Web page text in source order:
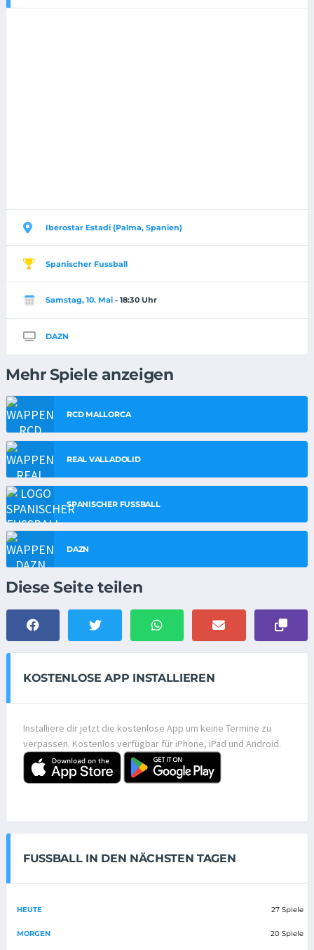
Iberostar Estadi (Palma, Spanien)
Spanischer Fussball
Samstag, 10. Mai - 18:30 Uhr
DAZN
Mehr Spiele anzeigen
RCD MALLORCA
REAL VALLADOLID
SPANISCHER FUSSBALL
DAZN
Diese Seite teilen
KOSTENLOSE APP INSTALLIEREN
Installiere dir jetzt die kostenlose App um keine Termine zu
verpassen. Kostenlos verfügbar für iPhone, iPad und Android.
FUSSBALL IN DEN NÄCHSTEN TAGEN
HEUTE 27 Spiele
MORGEN 20 Spiele